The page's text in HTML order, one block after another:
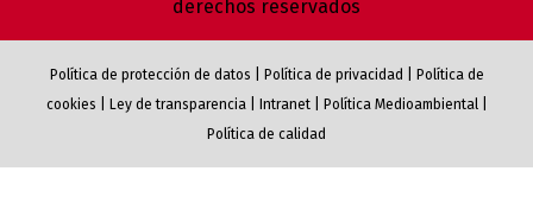
derechos reservados
Política de protección de datos Política de privacidad
Política de
cookies
Ley de transparencia| Intranet| Política Medioambiental|
Política de calidad